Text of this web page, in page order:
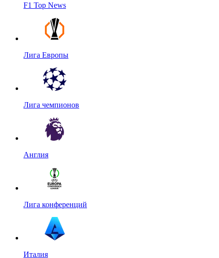
F1 Top News
Лига Европы
Лига чемпионов
Англия
Лига конференций
Италия